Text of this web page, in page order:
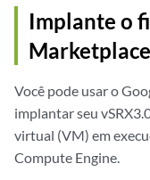
Implante o
Você pode usar o
implantar seu
virtual (VM) em
Compute Engine.